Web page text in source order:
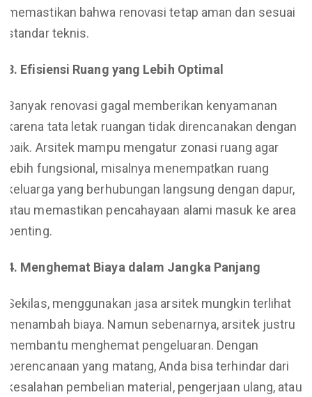
memastikan bahwa renovasi tetap aman dan sesuai
standar teknis.
3. Efisiensi Ruang yang Lebih Optimal
Banyak renovasi gagal memberikan kenyamanan
karena tata letak ruangan tidak direncanakan dengan
baik. Arsitek mampu mengatur zonasi ruang agar
lebih fungsional, misalnya menempatkan ruang
keluarga yang berhubungan langsung dengan dapur,
atau memastikan pencahayaan alami masuk ke area
penting.
4. Menghemat Biaya dalam Jangka Panjang
Sekilas, menggunakan jasa arsitek mungkin terlihat
menambah biaya. Namun sebenarnya, arsitek justru
membantu menghemat pengeluaran. Dengan
perencanaan yang matang, Anda bisa terhindar dari
kesalahan pembelian material, pengerjaan ulang, atau